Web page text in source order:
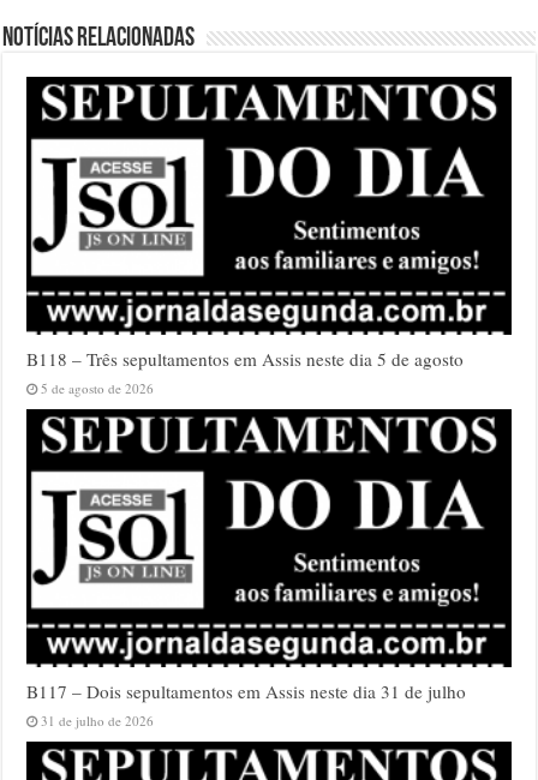
Notícias relacionadas
B118 – Três sepultamentos em Assis neste dia 5 de agosto
5 de agosto de 2026
B117 – Dois sepultamentos em Assis neste dia 31 de julho
31 de julho de 2026